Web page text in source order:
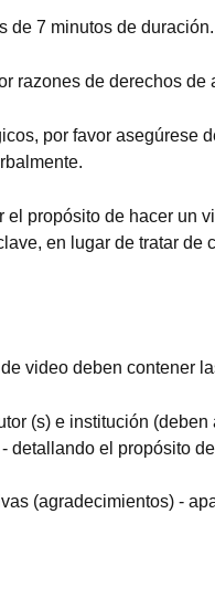
de 7 minutos de
razones de derechos de
por favor asegúrese
el propósito de hacer un
en lugar de tratar de
video deben contener
(s) e institución
- detallando el propósito
(agradecimientos) -